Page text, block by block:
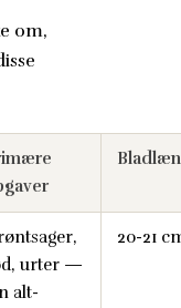
om,
urter —
alt-
20-21